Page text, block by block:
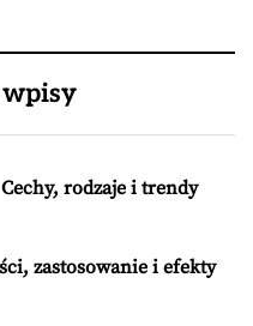
rodzaje i trendy
zastosowanie i efekty